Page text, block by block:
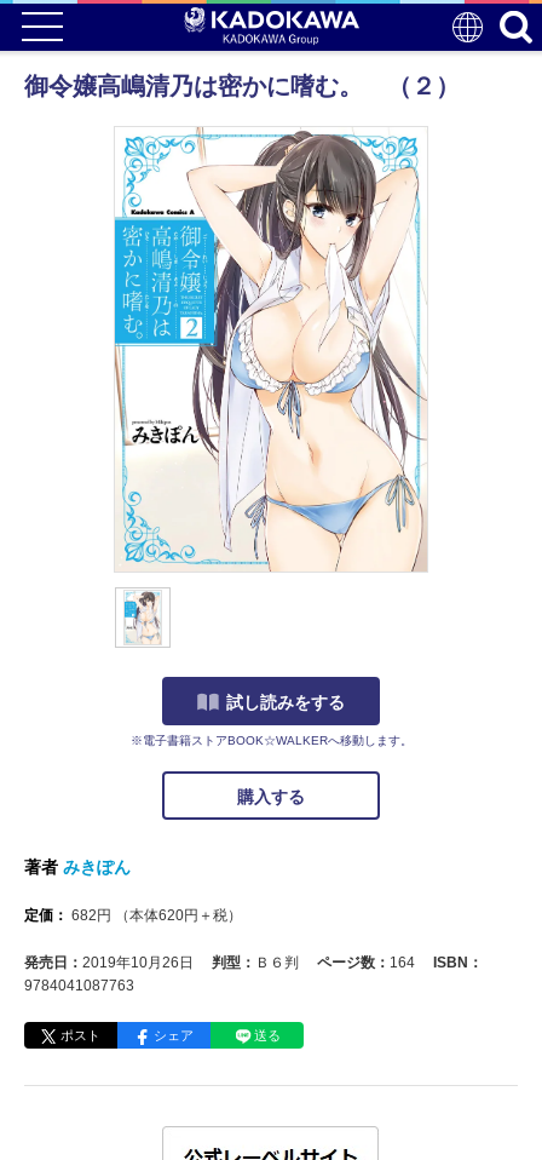
御令嬢高嶋清乃は密かに嗜む。 （２）
試し読みをする
※電子書籍ストアBOOK☆WALKERへ移動します。
購入する
著者 みきぽん
定価： 682 円 （本体620円＋税）
発売日： 2019年10月26日 判型： Ｂ６判 ページ数： 164
ISBN：
9784041087763
ポスト シェア 送る